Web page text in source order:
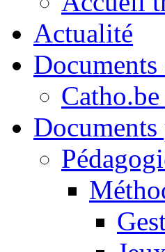
Actualité
Documents
Documents